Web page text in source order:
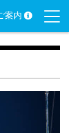
案内